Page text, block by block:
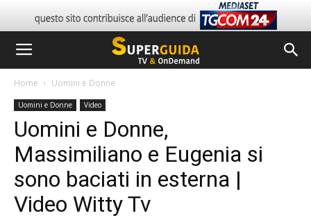
Home Uomini e Donne
Uomini e Donne Video
Uomini e Donne,
Massimiliano e Eugenia si
sono baciati in esterna |
Video Witty Tv